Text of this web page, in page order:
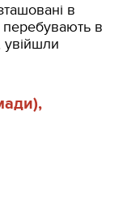
в
в
увійшли